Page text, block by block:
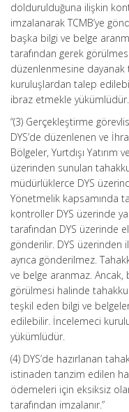
doldurulduğuna ilişkin
imzalanarak TCMB’ye
başka bilgi ve belge
tarafından gerek
düzenlenmesine
kuruluşlardan talep
ibraz etmekle
“(3) Gerçekleştirme
DYS’de düzenlenen ve
Bölgeler, Yurtdışı
üzerinden sunulan
müdürlüklerce DYS
Yönetmelik kapsamında
kontroller DYS üzerinde
tarafından DYS üzerinde
gönderilir. DYS
ayrıca gönderilmez.
ve belge aranmaz.
görülmesi halinde
teşkil eden bilgi ve
edilebilir. İncelemeci
yükümlüdür.
(4) DYS’de hazırlanan
istinaden tanzim edilen
ödemeleri için eksiksiz
tarafından imzalanır.”